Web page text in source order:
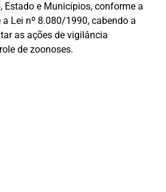
Estado e Municípios, conforme a
Lei nº 8.080/1990, cabendo a
as ações de vigilância
de zoonoses.